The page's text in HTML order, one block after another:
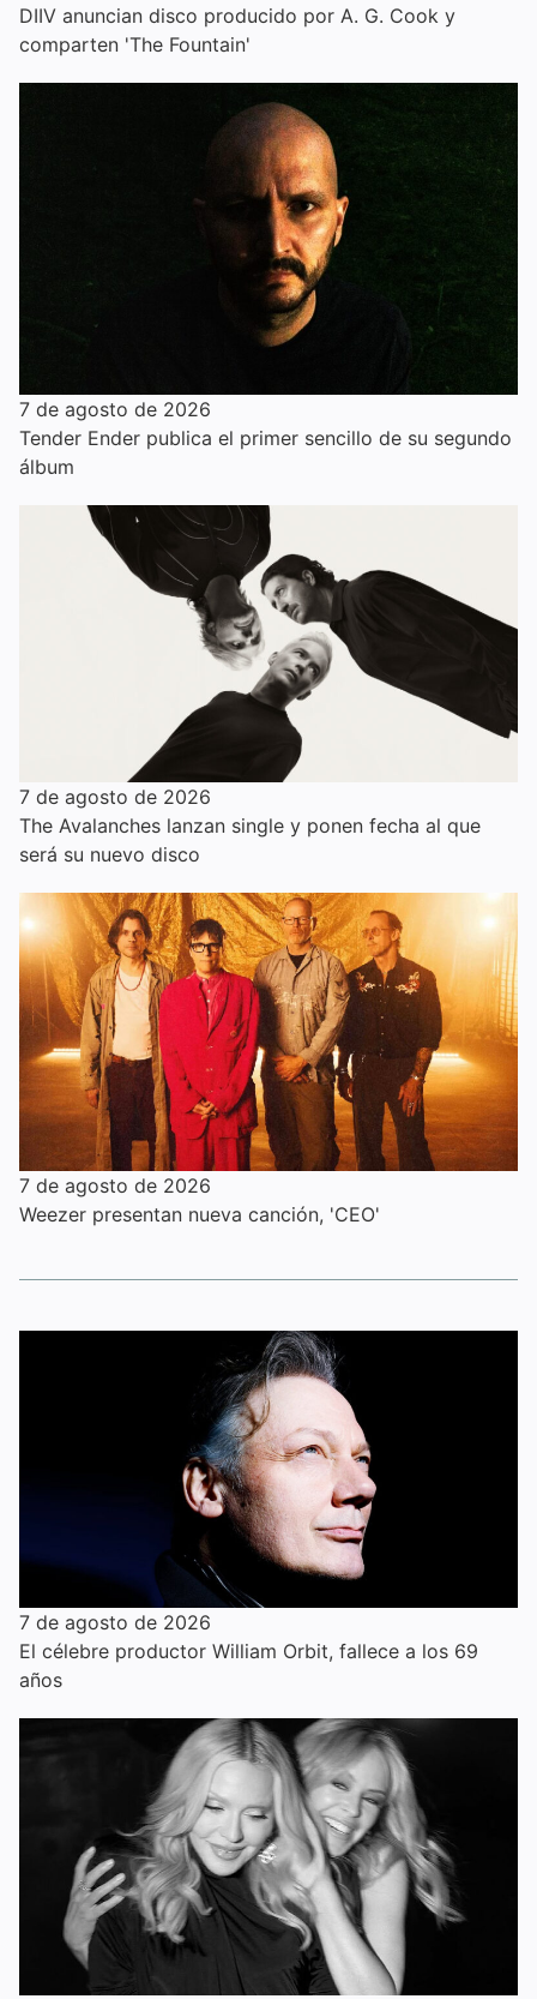
DIIV anuncian disco producido por A. G. Cook y
comparten 'The Fountain'
7 de agosto de 2026
Tender Ender publica el primer sencillo de su segundo
álbum
7 de agosto de 2026
The Avalanches lanzan single y ponen fecha al que
será su nuevo disco
7 de agosto de 2026
Weezer presentan nueva canción, 'CEO'
7 de agosto de 2026
El célebre productor William Orbit, fallece a los 69
años